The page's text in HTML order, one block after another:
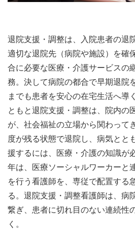
退院支援・調整は、入院患者の退
適切な退院先（病院や施設）を確
合に必要な医療・介護サービスの
務。決して病院の都合で早期退院
までも患者を安心の在宅生活へ導
ともと退院支援・調整は、院内の
が、社会福祉の立場から関わって
度が残る状態で退院し、病気とと
援するには、医療・介護の知識が
年は、医療ソーシャルワーカーと
を行う看護師を、専従で配置する
る。退院支援・調整看護師は、病
繋ぎ、患者に切れ目のない連続性
く。